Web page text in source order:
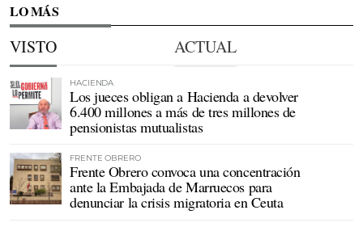
LO MÁS
VISTO ACTUAL
HACIENDA
Los jueces obligan a Hacienda a devolver
6.400 millones a más de tres millones de
pensionistas mutualistas
FRENTE OBRERO
Frente Obrero convoca una concentración
ante la Embajada de Marruecos para
denunciar la crisis migratoria en Ceuta